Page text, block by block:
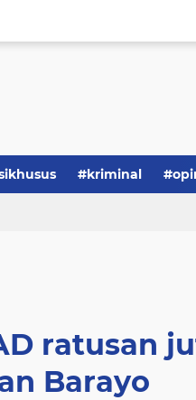
#kriminal
ratusan
Barayo